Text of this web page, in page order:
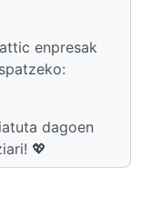
enpresak
dagoen
💖